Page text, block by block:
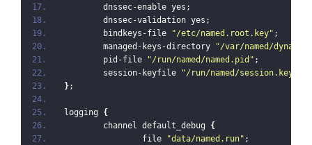
        dnssec-enable yes;
        dnssec-validation yes;
        bindkeys-file
"/etc/named.root.key" ;
        managed-keys-directory
"/var/named/dynamic"
        pid-file
"/run/named/named.pid" ;
        session-keyfile
"/run/named/session.key"
};
logging {
        channel default_debug
{
                file
"data/named.run" ;